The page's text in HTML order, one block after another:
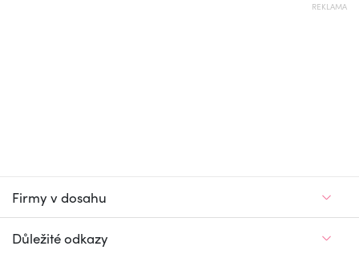
REKLAMA
Firmy v dosahu
Důležité odkazy